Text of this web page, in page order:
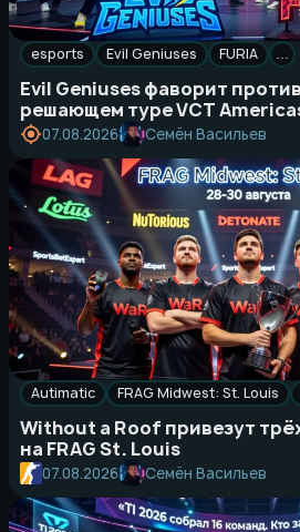
esports Evil Geniuses FURIA …
Evil Geniuses фаворит против
решающем туре VCT
07.08.2026 Семён Васильев
Autimatic FRAG Midwest: St. Louis
Without a Roof привезут
на FRAG St. Louis
07.08.2026 Семён Васильев